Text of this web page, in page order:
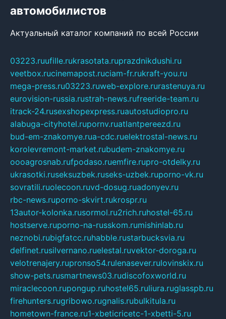
автомобилистов
Актуальный каталог компаний по всей России
03223.ruufille.rukrasotata.ruprazdnikdushi.ru
veetbox.rucinemapost.ruciam-fr.rukraft-you.ru
mega-press.ru03223.ruweb-explore.rurastenuya.ru
eurovision-russia.rustrah-news.rufreeride-team.ru
itrack-24.rusexshopexpress.ruautostudiopro.ru
alabuga-cityhotel.rupornv.ruatlantpereezd.ru
bud-em-znakomye.rua-cdc.ruelektrostal-news.ru
korolevremont-market.rubudem-znakomye.ru
oooagrosnab.rufpodaso.ruemfire.rupro-otdelky.ru
ukrasotki.ruseksuzbek.ruseks-uzbek.ruporno-vk.ru
sovratili.ruolecoon.ruvd-dosug.ruadonyev.ru
rbc-news.ruporno-skvirt.rukrospr.ru
13autor-kolonka.rusormol.ru2rich.ruhostel-65.ru
hostserve.ruporno-na-russkom.rumishinlab.ru
neznobi.rubigfatcc.ruhabble.rustarbucksvia.ru
delfinet.rusilvernano.ruelestal.ruvektor-doroga.ru
velotrenajery.rupronso54.rulenasever.rulovinskix.ru
show-pets.rusmartnews03.rudiscofoxworld.ru
miraclecoon.rupongup.ruhostel65.ruliura.ruglasspb.ru
firehunters.rugribowo.rugnalis.rubulkitula.ru
hometown-france.ru1-xbeticricetc-1-xbetti-5.ru